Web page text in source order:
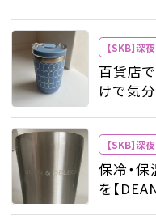
【SKB】深
百貨店
けで気分
夜のこっ
【SKB】深
保冷・
を【